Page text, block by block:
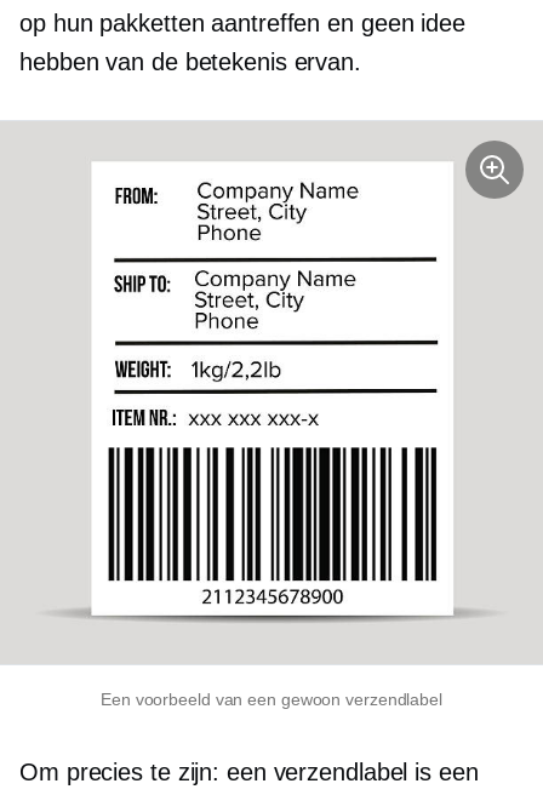
op hun pakketten aantreffen en geen idee
hebben van de betekenis ervan.
Een voorbeeld van een gewoon verzendlabel
Om precies te zijn: een verzendlabel is een